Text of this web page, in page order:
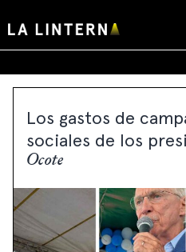
to
Los gastos de
sociales de los
Ocote